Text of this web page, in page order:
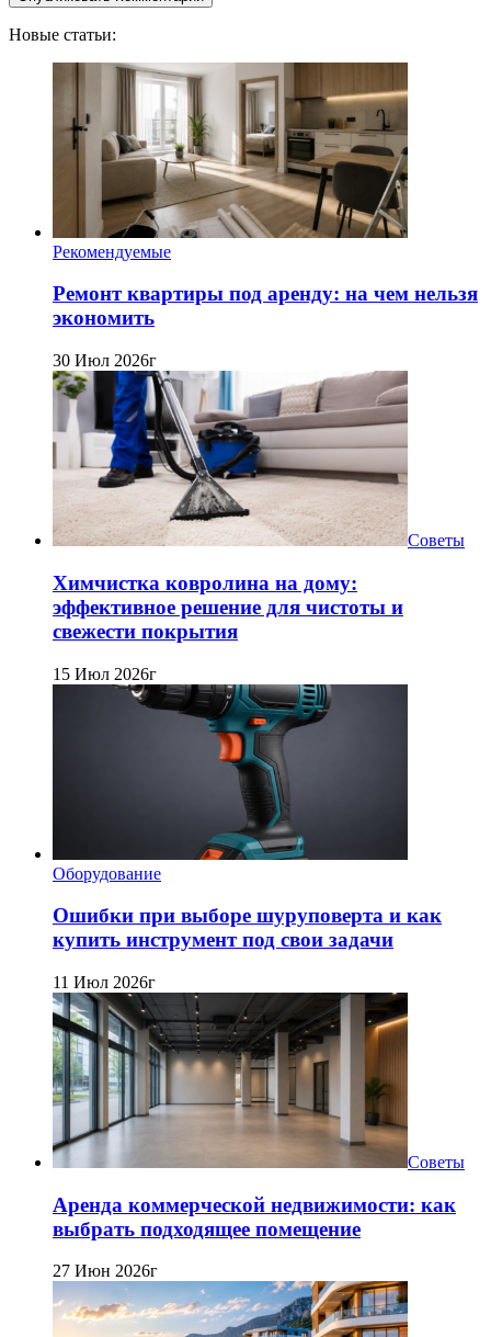
Новые статьи:
Рекомендуемые
Ремонт квартиры под аренду: на чем нельзя
экономить
30 Июл 2026г
Советы
Химчистка ковролина на дому:
эффективное решение для чистоты и
свежести покрытия
15 Июл 2026г
Оборудование
Ошибки при выборе шуруповерта и как
купить инструмент под свои задачи
11 Июл 2026г
Советы
Аренда коммерческой недвижимости: как
выбрать подходящее помещение
27 Июн 2026г